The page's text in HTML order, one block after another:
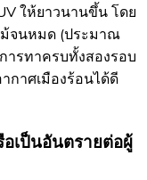
ให้ยาวนานขึ้น โดย
ม้จนหมด (ประมาณ
ารทาครบทั้งสองรอบ
กาศเมืองร้อนได้ดี
เป็นอันตรายต่อผู้